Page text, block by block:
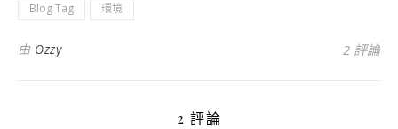
Blog Tag 環境
由 Ozzy 2 評論
2 評論